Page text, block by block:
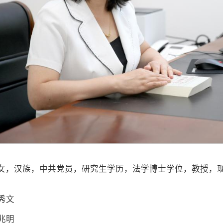
，汉族，中共党员，研究生学历，法学博士学位，教授，
文
明